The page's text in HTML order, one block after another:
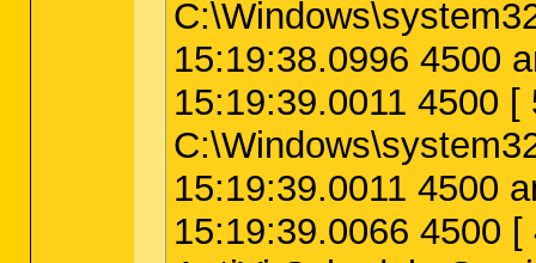
15:19:38.0996 4500
15:19:39.0011 4500
15:19:39.0011 4500
15:19:39.0066 4500